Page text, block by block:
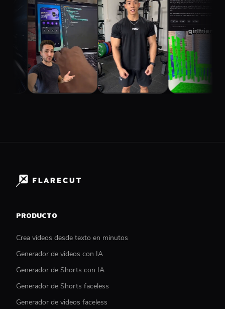
PRODUCTO
Crea videos desde texto en minutos
Generador de videos con IA
Generador de Shorts con IA
Generador de Shorts faceless
Generador de videos faceless